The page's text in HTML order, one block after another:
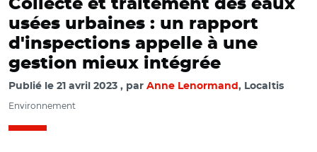
Collecte et traitement des eaux
usées urbaines : un rapport
d'inspections appelle à une
gestion mieux intégrée
Publié le 21 avril 2023 par Anne Lenormand , Localtis
Environnement